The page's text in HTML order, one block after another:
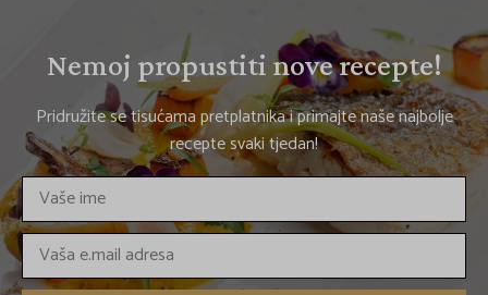
Nemoj propustiti nove recepte!
Pridružite se tisućama pretplatnika i primajte naše najbolje
recepte svaki tjedan!